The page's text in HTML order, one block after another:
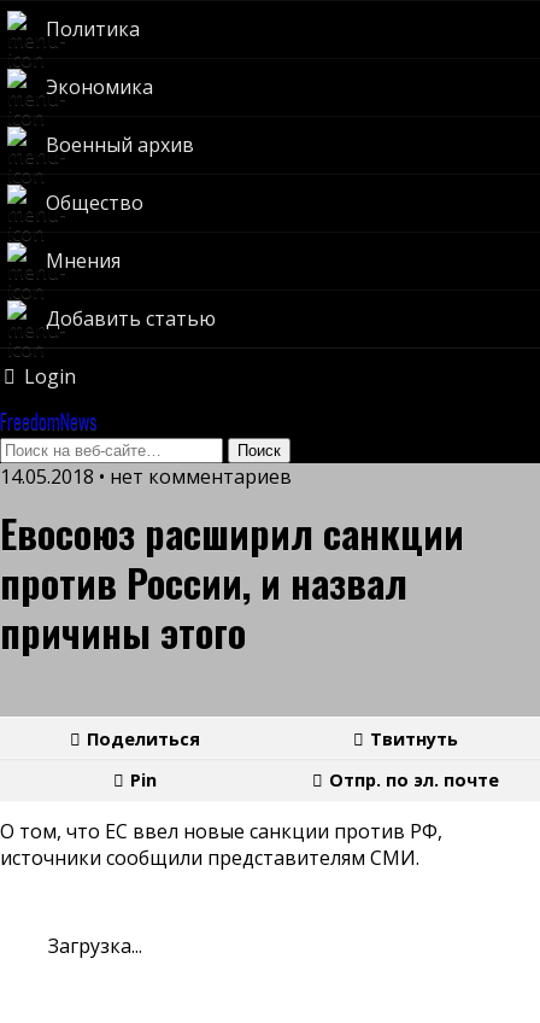
Политика
Экономика
Военный архив
Общество
Мнения
Добавить статью
Login
FreedomNews
14.05.2018 • нет комментариев
Евосоюз расширил санкции
против России, и назвал
причины этого
Поделиться
Твитнуть
Pin
Отпр. по эл. почте
О том, что ЕС ввел новые санкции против РФ,
источники сообщили представителям СМИ.
Загрузка...